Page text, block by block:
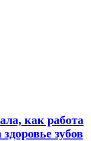
как работа
зубов